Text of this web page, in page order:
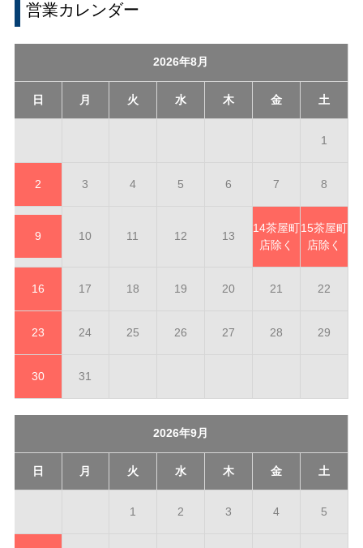
営業カレンダー
2026年8月
日 月 火 水 木 金 土
1
2 3 4 5 6 7 8
9 10 11 12 13
14茶屋町
店除く
15茶屋町
店除く
16 17 18 19 20 21 22
23 24 25 26 27 28 29
30 31
2026年9月
日 月 火 水 木 金 土
1 2 3 4 5